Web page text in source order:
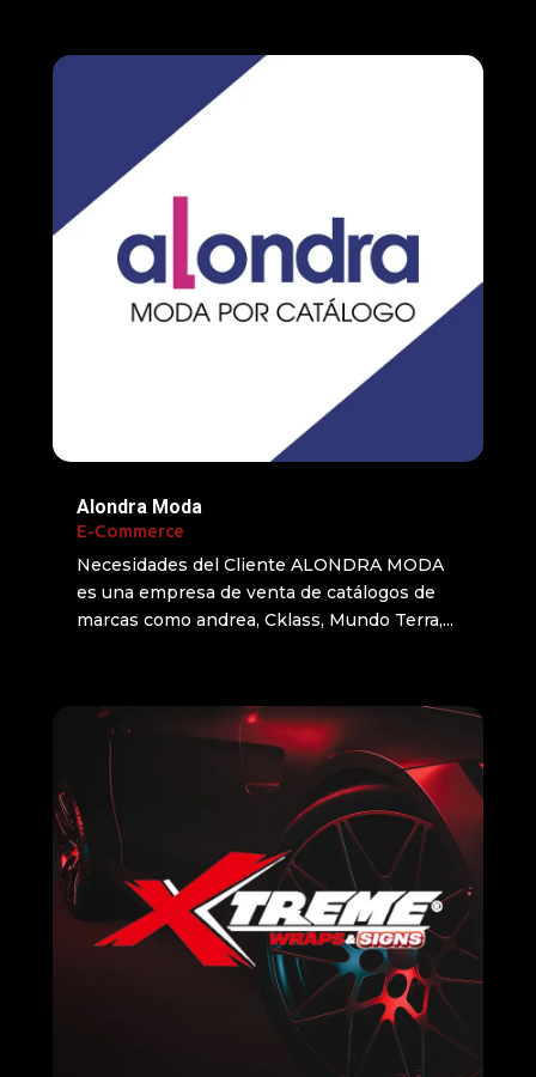
Alondra Moda
E-Commerce
Necesidades del Cliente ALONDRA MODA
es una empresa de venta de catálogos de
marcas como andrea, Cklass, Mundo Terra,...